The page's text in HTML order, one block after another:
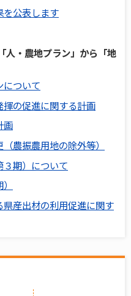
を公表します
人・農地プラン」から「地
について
の促進に関する計画
画
農振農用地の除外等）
期）について
県産出材の利用促進に関す